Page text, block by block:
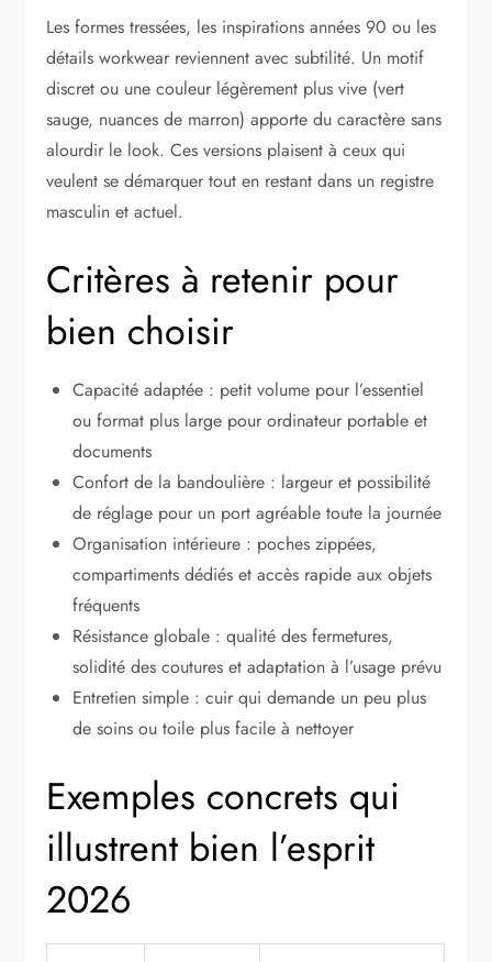
Les formes tressées, les inspirations années 90 ou les
détails workwear reviennent avec subtilité. Un motif
discret ou une couleur légèrement plus vive (vert
sauge, nuances de marron) apporte du caractère sans
alourdir le look. Ces versions plaisent à ceux qui
veulent se démarquer tout en restant dans un registre
masculin et actuel.
Critères à retenir pour
bien choisir
Capacité adaptée : petit volume pour l’essentiel
ou format plus large pour ordinateur portable et
documents
Confort de la bandoulière : largeur et possibilité
de réglage pour un port agréable toute la journée
Organisation intérieure : poches zippées,
compartiments dédiés et accès rapide aux objets
fréquents
Résistance globale : qualité des fermetures,
solidité des coutures et adaptation à l’usage prévu
Entretien simple : cuir qui demande un peu plus
de soins ou toile plus facile à nettoyer
Exemples concrets qui
illustrent bien l’esprit
2026